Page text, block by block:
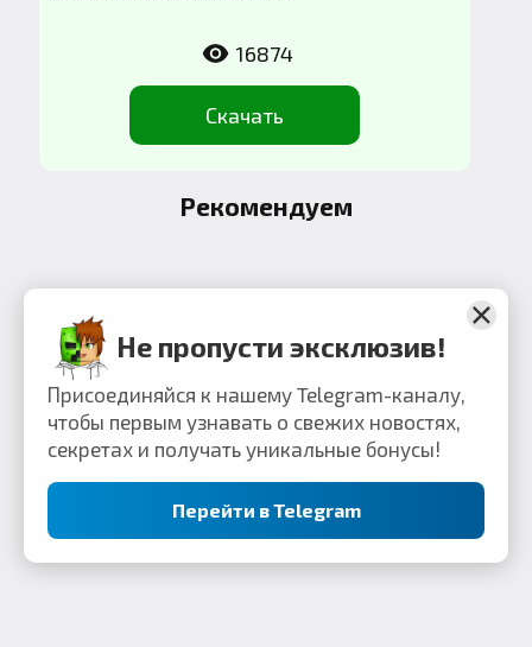
Скачать
16874
Рекомендуем
Не пропусти эксклюзив!
Присоединяйся к нашему Telegram-каналу,
чтобы первым узнавать о свежих новостях,
секретах и получать уникальные бонусы!
Перейти в Telegram